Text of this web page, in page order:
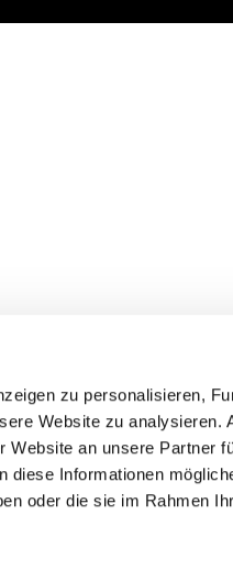
zu personalisieren,
Website zu analysieren.
Website an unsere Partner
diese Informationen
oder die sie im Rahmen